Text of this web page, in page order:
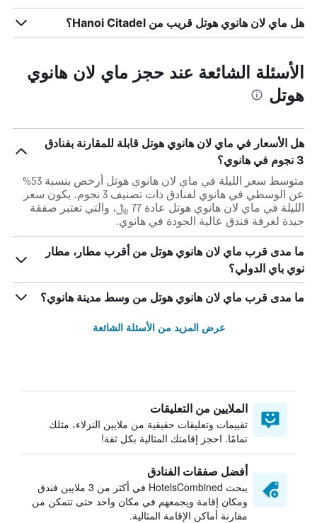
هل ماي لان هانوي هوتل قريب من Hanoi Citadel؟
الأسئلة الشائعة عند حجز ماي لان هانوي
هوتل
هل الأسعار في ماي لان هانوي هوتل قابلة للمقارنة بفنادق
3 نجوم في هانوي؟
متوسط سعر الليلة في ماي لان هانوي هوتل أرخص بنسبة 53%
عن الوسطي في هانوي لفنادق ذات تصنيف 3 نجوم. يكون سعر
الليلة في ماي لان هانوي هوتل عادة 77 ﷼، والتي تعتبر صفقة
جيدة لغرفة فندق عالية الجودة في هانوي.
ما مدى قرب ماي لان هانوي هوتل من أقرب مطار، مطار
نوي باي الدولي؟
ما مدى قرب ماي لان هانوي هوتل من وسط مدينة هانوي؟
عرض المزيد من الأسئلة الشائعة
الملايين من التعليقات
تقييمات وتعليقات حقيقية من ملايين النزلاء، مثلك
تمامًا. احجز إقامتك المثالية بكل ثقة!
أفضل صفقات الفنادق
يبحث HotelsCombined في أكثر من 3 ملايين فندق
ومكان إقامة ويجمعهم في مكان واحد حتى تتمكن من
مقارنة أماكن الإقامة المثالية.